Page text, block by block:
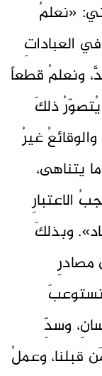
«نعلمُ
العباداتِ
ونعلمُ قطعاً
ذلكَ
غيرُ
يتناهى،
الاعتبارِ
وبذلكَ
مصادرِ
وسدِّ
قبلنا، وعملُ